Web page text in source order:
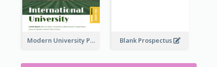
Modern University Prospectus Blank Prospectus